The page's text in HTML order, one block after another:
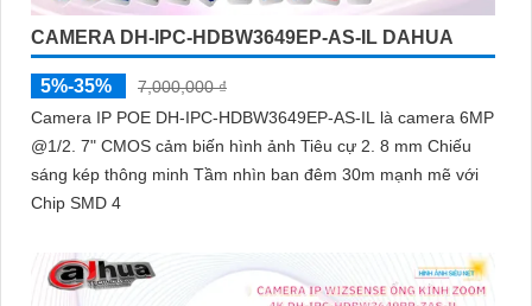
CAMERA DH-IPC-HDBW3649EP-AS-IL DAHUA
5%-35%
7,000,000 ₫
Camera IP POE DH-IPC-HDBW3649EP-AS-IL là camera 6MP
@1/2. 7" CMOS cảm biến hình ảnh Tiêu cự 2. 8 mm Chiếu
sáng kép thông minh Tầm nhìn ban đêm 30m mạnh mẽ với
Chip SMD 4